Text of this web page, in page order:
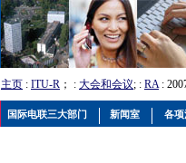
主页 : ITU-R ； : 大会和会议; : RA:
国际电联三大部门 新闻室 各项